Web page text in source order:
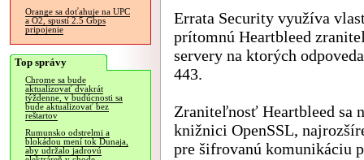
Orange sa doťahuje na UPC
a O2, spustí 2.5 Gbps
pripojenie
Top správy
Chrome sa bude
aktualizovať dvakrát
týždenne, v budúcnosti sa
bude aktualizovať bez
reštartov
Rumunsko odstrelmi a
blokádou mení tok Dunaja,
aby udržalo jadrovú
Errata Security využíva
prítomnú Heartbleed
servery na ktorých
443.
Zraniteľnosť Heartbleed sa
knižnici OpenSSL,
pre šifrovanú komunikáciu